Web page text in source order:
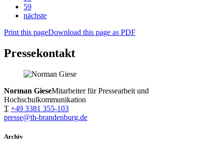
59
nächste
Print this pageDownload this page as PDF
Pressekontakt
Norman GieseMitarbeiter für Pressearbeit und
Hochschulkommunikation
T +49 3381 355-103
presse@th-brandenburg.de
Archiv